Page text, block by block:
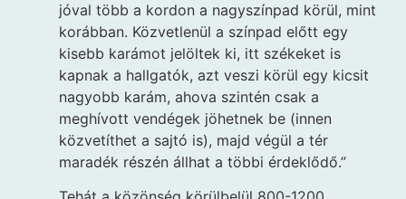
jóval több a kordon a nagyszínpad körül, mint
korábban. Közvetlenül a színpad előtt egy
kisebb karámot jelöltek ki, itt székeket is
kapnak a hallgatók, azt veszi körül egy kicsit
nagyobb karám, ahova szintén csak a
meghívott vendégek jöhetnek be (innen
közvetíthet a sajtó is), majd végül a tér
maradék részén állhat a többi érdeklődő.”